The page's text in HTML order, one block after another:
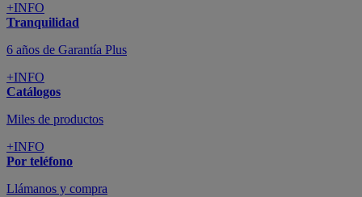
+INFO
Tranquilidad
6 años de Garantía Plus
+INFO
Catálogos
Miles de productos
+INFO
Por teléfono
Llámanos y compra